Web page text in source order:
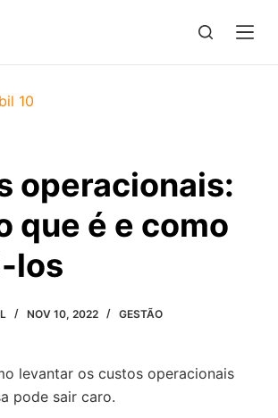
10
operacionais:
que é e como
los
NOV 10, 2022 GESTÃO
levantar os custos operacionais
pode sair caro.